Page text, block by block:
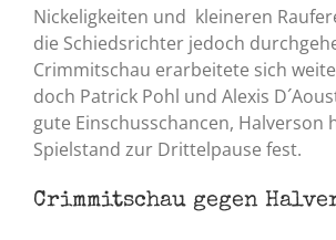
Nickeligkeiten und kleineren
die Schiedsrichter jedoch
Crimmitschau erarbeitete sich
doch Patrick Pohl und Alexis
gute Einschusschancen, Halverson
Spielstand zur Drittelpause fest.
Crimmitschau gegen